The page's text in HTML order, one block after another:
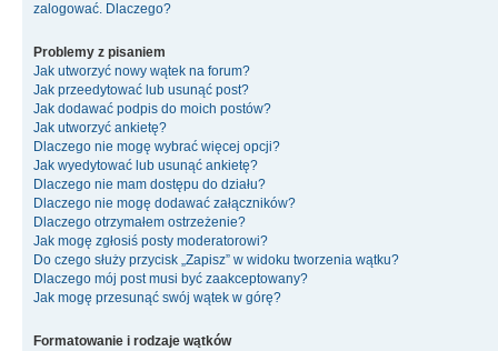
zalogować. Dlaczego?
Problemy z pisaniem
Jak utworzyć nowy wątek na forum?
Jak przeedytować lub usunąć post?
Jak dodawać podpis do moich postów?
Jak utworzyć ankietę?
Dlaczego nie mogę wybrać więcej opcji?
Jak wyedytować lub usunąć ankietę?
Dlaczego nie mam dostępu do działu?
Dlaczego nie mogę dodawać załączników?
Dlaczego otrzymałem ostrzeżenie?
Jak mogę zgłosiś posty moderatorowi?
Do czego służy przycisk „Zapisz” w widoku tworzenia wątku?
Dlaczego mój post musi być zaakceptowany?
Jak mogę przesunąć swój wątek w górę?
Formatowanie i rodzaje wątków